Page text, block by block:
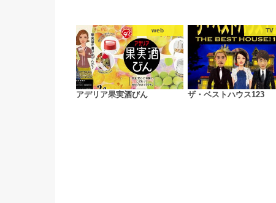
web
アデリア果実酒びん
TV
ザ・ベストハウス123